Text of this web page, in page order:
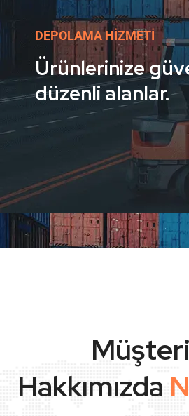
DEPOLAMA HIZMETI
Ürünlerinize
düzenli alanlar.
Hakkımızda